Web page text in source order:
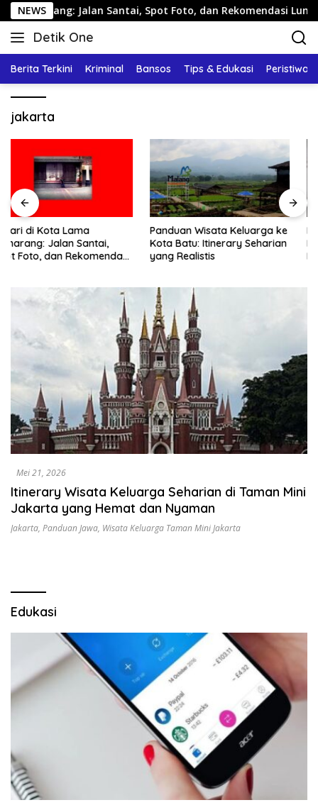
Langsung
ke
konten
NEWSJalan Santai, Spot Foto, dan Rekomendasi Lumpia
Detik One
Tajam
Fakta
Berita Terkini Kriminal Bansos Tips & Edukasi Peristiwa
jakarta
Panduan Wisata Keluarga ke
Kota Batu: Itinerary Seharian
yang Realistis
Rute Sarapan Pagi
Malioboro: 7 Menu
Legendaris yang Masih
Mei 21, 2026
Itinerary Wisata Keluarga Seharian di Taman Mini
Jakarta yang Hemat dan Nyaman
Jakarta, Panduan Jawa, Wisata Keluarga Taman Mini Jakarta
Edukasi